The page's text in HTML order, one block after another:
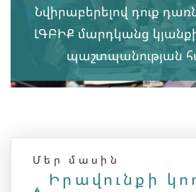
Նվիրաբերելով դուք
ԼԳԲԻՔ մարդկանց
պաշտպանության
Մեր մասին
Իրավունքի